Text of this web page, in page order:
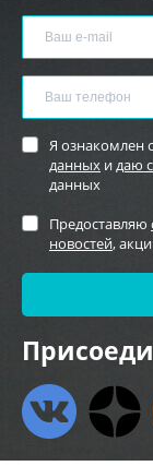
Я ознакомлен с
данных идаю
данных
Предоставляю
новостей,